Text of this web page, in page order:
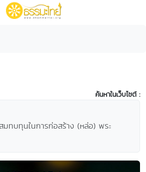
ค้นหาในเว็บไซต์ :
มทบทุนในการก่อสร้าง (หล่อ) พระ